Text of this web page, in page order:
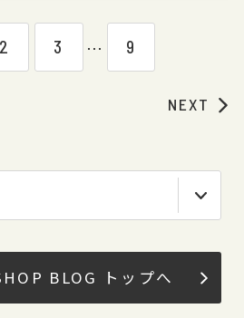
2 3 ⋯ 9
NEXT
BLOG トップへ